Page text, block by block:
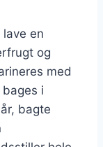
en
og
med
i
bagte